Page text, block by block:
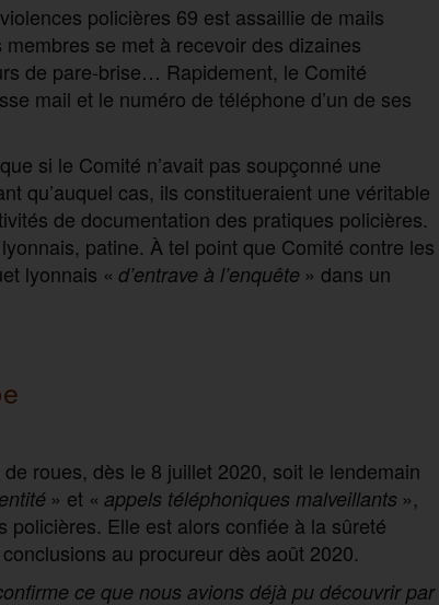
policières 69 est assaillie de mails
se met à recevoir des dizaines
de pare-brise… Rapidement, le Comité
mail et le numéro de téléphone d’un de ses
si le Comité n’avait pas soupçonné une
qu’auquel cas, ils constitueraient une véritable
de documentation des pratiques policières.
patine. À tel point que Comité contre les
lyonnais « d’entrave à l’enquête» dans un
roues, dès le 8 juillet 2020, soit le lendemain
» et « appels téléphoniques malveillants »,
policières. Elle est alors confiée à la sûreté
au procureur dès août 2020.
ce que nous avions déjà pu découvrir par